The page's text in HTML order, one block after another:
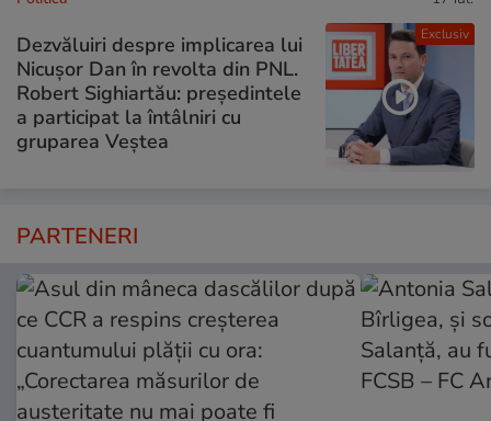
Exclusiv
Dezvăluiri despre implicarea lui
Nicușor Dan în revolta din PNL.
Robert Sighiartău: președintele
a participat la întâlniri cu
gruparea Veștea
PARTENERI